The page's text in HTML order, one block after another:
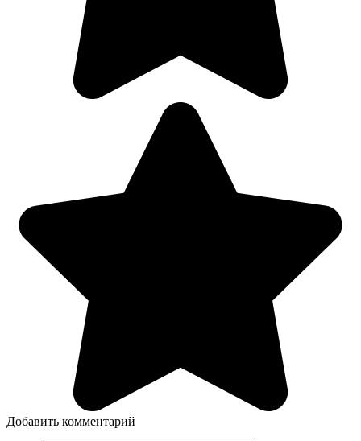
Добавить комментарий